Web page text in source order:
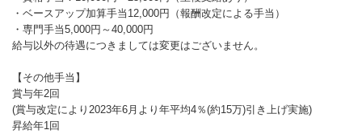
・ベースアップ加算手当12,000円（報酬改定による手当）
・専門手当5,000円～40,000円
給与以外の待遇につきましては変更はございません。
【その他手当】
賞与年2回
(賞与改定により2023年6月より年平均4％(約15万)引き上げ実施)
昇給年1回